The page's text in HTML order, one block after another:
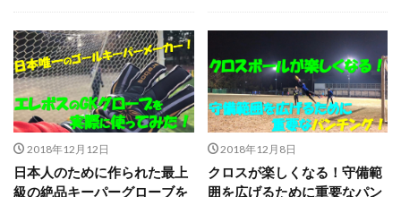
2018年12月12日
日本人のために作られた最上
級の絶品キーパーグローブを
2018年12月8日
クロスが楽しくなる！守備範
囲を広げるために重要なパン
アルコルコン
アルビレックス新潟
インターネット
インナーダイビング
エデルソン
エレボス
オブラク
カイザースラウテルン
カンテラ
キック キャッチング
キャンプ
キーパーグローブ
キーパーコーチ
キーパースクール
ギシさん
ギラヴァンツ